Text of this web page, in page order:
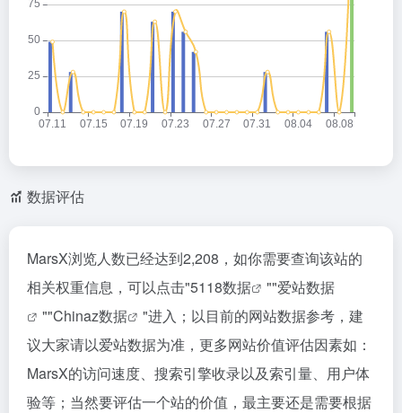
数据评估
MarsX浏览人数已经达到2,208，如你需要查询该站的
相关权重信息，可以点击"5118数据 ""爱站数据
""Chinaz数据
"进入；以目前的网站数据参考，建
议大家请以爱站数据为准，更多网站价值评估因素如：
MarsX的访问速度、搜索引擎收录以及索引量、用户体
验等；当然要评估一个站的价值，最主要还是需要根据